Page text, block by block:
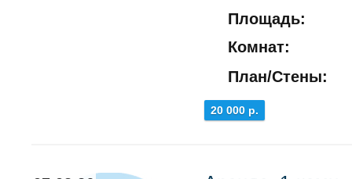
Площадь:
Комнат:
План/Стены:
20 000 р.